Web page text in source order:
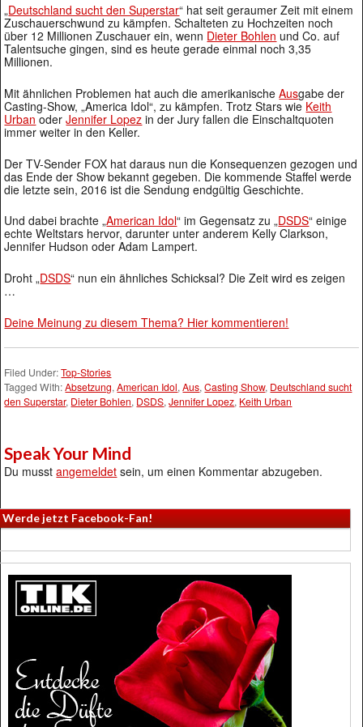
„Deutschland sucht den Superstar“ hat seit geraumer Zeit mit einem
Zuschauerschwund zu kämpfen. Schalteten zu Hochzeiten noch
über 12 Millionen Zuschauer ein, wenn Dieter Bohlen und Co. auf
Talentsuche gingen, sind es heute gerade einmal noch 3,35
Millionen.
Mit ähnlichen Problemen hat auch die amerikanischeAusgabe der
Casting-Show, „America Idol“, zu kämpfen. Trotz Stars wie Keith
UrbanoderJennifer Lopez in der Jury fallen die Einschaltquoten
immer weiter in den Keller.
Der TV-Sender FOX hat daraus nun die Konsequenzen gezogen und
das Ende der Show bekannt gegeben. Die kommende Staffel werde
die letzte sein, 2016 ist die Sendung endgültig Geschichte.
Und dabei brachte „American Idol“ im Gegensatz zu „DSDS“ einige
echte Weltstars hervor, darunter unter anderem Kelly Clarkson,
Jennifer Hudson oder Adam Lampert.
Droht „DSDS“ nun ein ähnliches Schicksal? Die Zeit wird es zeigen
…
Deine Meinung zu diesem Thema? Hier kommentieren!
Filed Under:Top-Stories
Tagged With:Absetzung,American Idol,Aus,Casting Show, Deutschland sucht
den Superstar, Dieter Bohlen, DSDS,Jennifer Lopez, Keith Urban
Speak Your Mind
Du musstangemeldet sein, um einen Kommentar abzugeben.
Werde jetzt Facebook-Fan!